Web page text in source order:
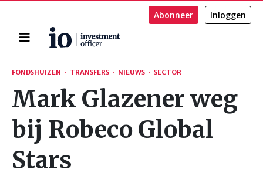
Home
Abonneer Inloggen
Zoeken
FONDSHUIZEN · TRANSFERS · NIEUWS · SECTOR
Mark Glazener weg
bij Robeco Global
Stars